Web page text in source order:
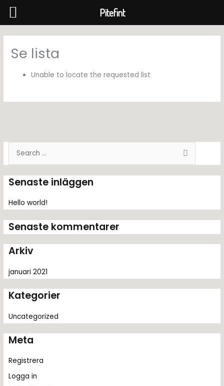
innehåll
k
f
e
r
:
Senaste inläggen
Hello world!
Senaste kommentarer
Arkiv
januari 2021
Kategorier
Uncategorized
Meta
Registrera
Logga in
Se lista
Unable to locate the requested list
Pitefint